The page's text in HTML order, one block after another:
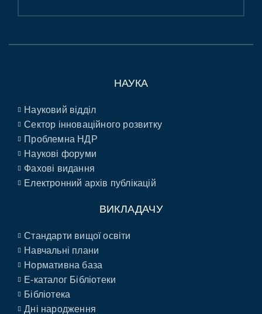
НАУКА
Науковий відділ
Сектор інноваційного розвитку
Проблемна НДР
Наукові форуми
Фахові видання
Електронний архів публікацій
ВИКЛАДАЧУ
Стандарти вищої освіти
Навчальні плани
Нормативна база
E-каталог Бібліотеки
Бібліотека
Дні народження